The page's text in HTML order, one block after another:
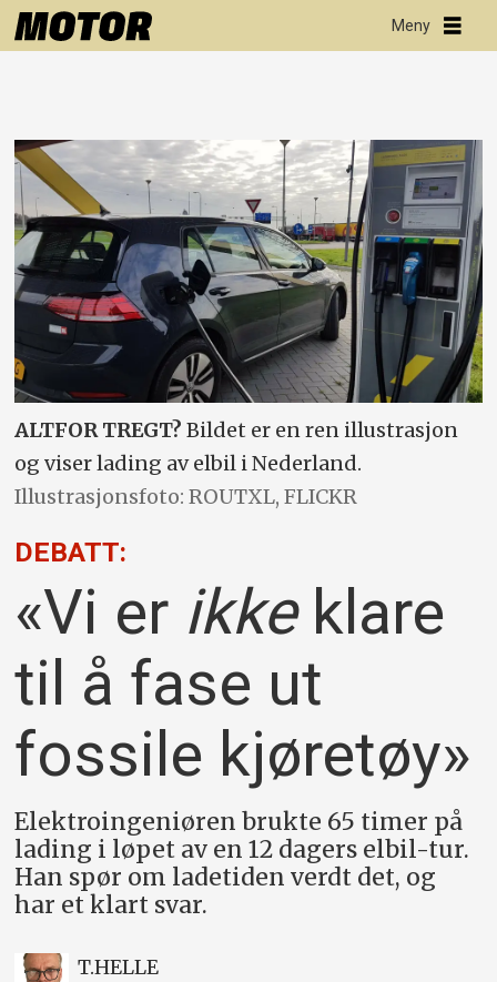
ALTFOR TREGT? Bildet er en ren illustrasjon
og viser lading av elbil i Nederland.
Illustrasjonsfoto: ROUTXL, FLICKR
DEBATT:
«Vi er ikkeklare
til å fase ut
fossile kjøretøy»
Elektroingeniøren brukte 65 timer på
lading i løpet av en 12 dagers elbil-tur.
Han spør om ladetiden verdt det, og
har et klart svar.
T.HELLE